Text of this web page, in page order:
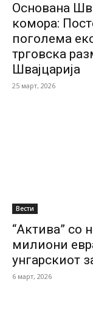
Основана
комора:
поголема
трговска
Швајцарија
25 март, 2026
Вести
“Актива” со
милиони
унгарскиот
6 март, 2026